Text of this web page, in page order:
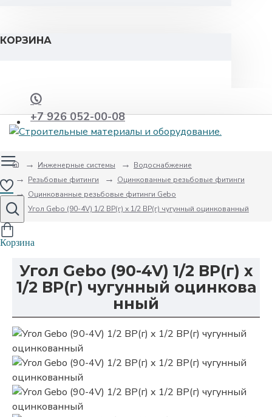
КОРЗИНА
+7 926 052-00-08
Инженерные системы
Водоснабжение
Резьбовые фитинги
Оцинкованные резьбовые фитинги
Оцинкованные резьбовые фитинги Gebo
Угол Gebo (90-4V) 1/2 ВР(г) х 1/2 ВР(г) чугунный оцинкованный
Угол Gebo (90-4V) 1/2 ВР(г) х
1/2 ВР(г) чугунный оцинкова
нный